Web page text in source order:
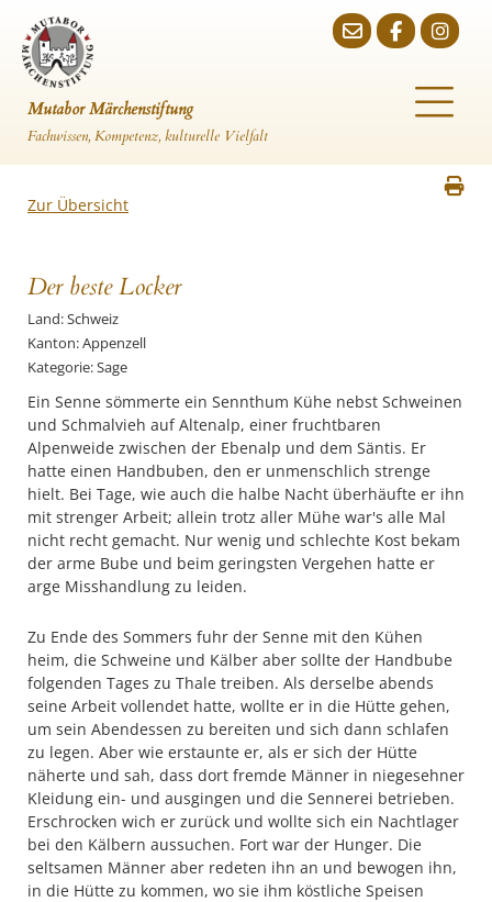
Mutabor Märchenstiftung
Fachwissen, Kompetenz, kulturelle Vielfalt
Zur Übersicht
Der beste Locker
Land: Schweiz
Kanton: Appenzell
Kategorie: Sage
Ein Senne sömmerte ein Sennthum Kühe nebst Schweinen
und Schmalvieh auf Altenalp, einer fruchtbaren
Alpenweide zwischen der Ebenalp und dem Säntis. Er
hatte einen Handbuben, den er unmenschlich strenge
hielt. Bei Tage, wie auch die halbe Nacht überhäufte er ihn
mit strenger Arbeit; allein trotz aller Mühe war's alle Mal
nicht recht gemacht. Nur wenig und schlechte Kost bekam
der arme Bube und beim geringsten Vergehen hatte er
arge Misshandlung zu leiden.
Zu Ende des Sommers fuhr der Senne mit den Kühen
heim, die Schweine und Kälber aber sollte der Handbube
folgenden Tages zu Thale treiben. Als derselbe abends
seine Arbeit vollendet hatte, wollte er in die Hütte gehen,
um sein Abendessen zu bereiten und sich dann schlafen
zu legen. Aber wie erstaunte er, als er sich der Hütte
näherte und sah, dass dort fremde Männer in niegesehner
Kleidung ein- und ausgingen und die Sennerei betrieben.
Erschrocken wich er zurück und wollte sich ein Nachtlager
bei den Kälbern aussuchen. Fort war der Hunger. Die
seltsamen Männer aber redeten ihn an und bewogen ihn,
in die Hütte zu kommen, wo sie ihm köstliche Speisen